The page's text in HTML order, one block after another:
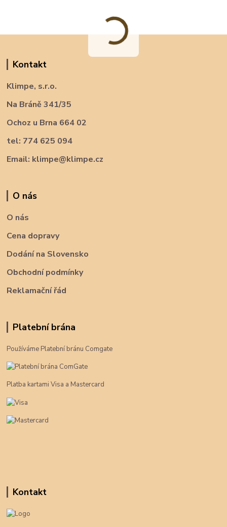
Kontakt
Klimpe, s.r.o.
Na Bráně 341/35
Ochoz u Brna 664 02
tel: 774 625 094
Email: klimpe@klimpe.cz
O nás
O nás
Cena dopravy
Dodání na Slovensko
Obchodní podmínky
Reklamační řád
Platební brána
Používáme Platební bránu Comgate
Platba kartami Visa a Mastercard
Kontakt